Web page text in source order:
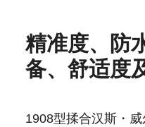
精准度、防
备、舒适度
1908型揉合汉斯・